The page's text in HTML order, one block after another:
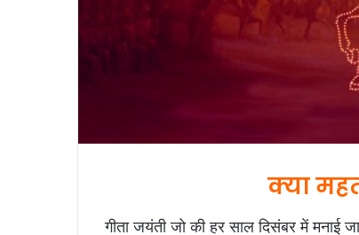
क्या
गीता जयंती जो की हर साल दिसंबर में मनाई